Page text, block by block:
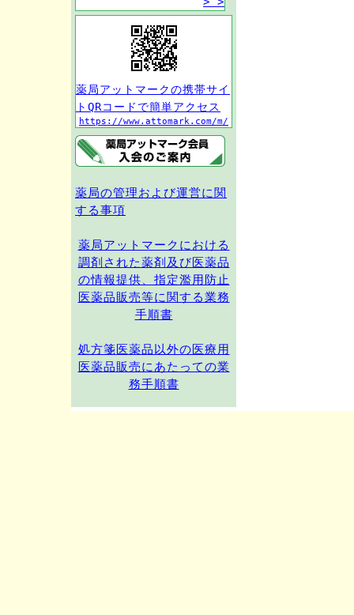
薬局アットマークの携帯サイ
トQRコードで簡単アクセス
https://www.attomark.com/m/
薬局の管理および運営に関
する事項
薬局アットマークにおける
調剤された薬剤及び医薬品
の情報提供、指定濫用防止
医薬品販売等に関する業務
手順書
処方箋医薬品以外の医療用
医薬品販売にあたっての業
務手順書